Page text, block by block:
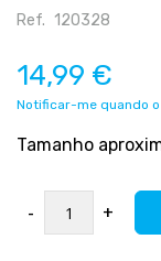
Ref. 120328
14,99 €
Notificar-me quando
Tamanho
- +
imagens